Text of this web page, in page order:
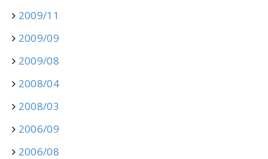
2009/11
2009/09
2009/08
2008/04
2008/03
2006/09
2006/08